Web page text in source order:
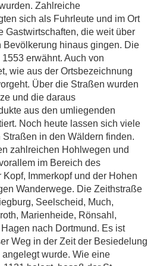
Zahlreiche
sich als Fuhrleute und im Ort
Gastwirtschaften, die weit über
Bevölkerung hinaus gingen. Die
erwähnt. Auch von
wie aus der Ortsbezeichnung
Über die Straßen wurden
und die daraus
aus den umliegenden
Noch heute lassen sich viele
in den Wäldern finden.
zahlreichen Hohlwegen und
im Bereich des
Immerkopf und der Hohen
Wanderwege. Die Zeithstraße
Seelscheid, Much,
Marienheide, Rönsahl,
nach Dortmund. Es ist
Weg in der Zeit der Besiedelung
wurde. Wie eine